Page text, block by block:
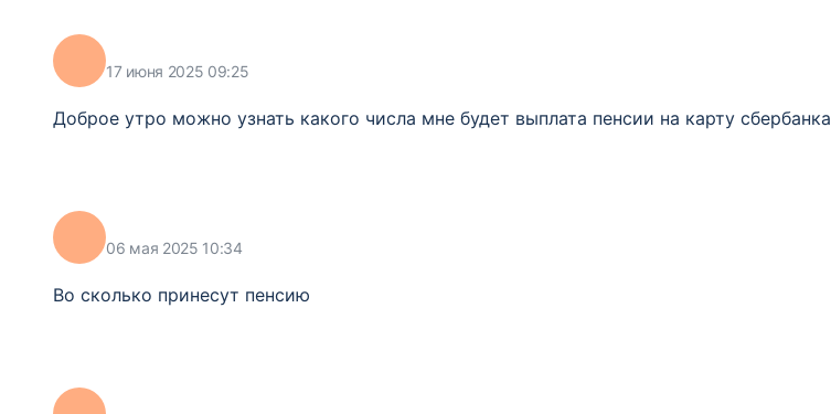
17 июня 2025 09:25
Доброе утро можно узнать какого числа мне будет выплата пенсии на карту сбербанка
06 мая 2025 10:34
Во сколько принесут пенсию